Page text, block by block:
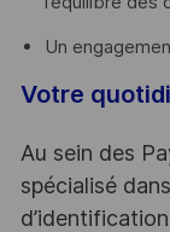
Un
Votre
Au sein des
spécialisé